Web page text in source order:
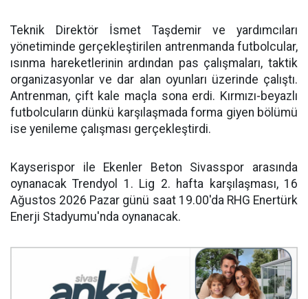
Teknik Direktör İsmet Taşdemir ve yardımcıları
yönetiminde gerçekleştirilen antrenmanda futbolcular,
ısınma hareketlerinin ardından pas çalışmaları, taktik
organizasyonlar ve dar alan oyunları üzerinde çalıştı.
Antrenman, çift kale maçla sona erdi. Kırmızı-beyazlı
futbolcuların dünkü karşılaşmada forma giyen bölümü
ise yenileme çalışması gerçekleştirdi.
Kayserispor ile Ekenler Beton Sivasspor arasında
oynanacak Trendyol 1. Lig 2. hafta karşılaşması, 16
Ağustos 2026 Pazar günü saat 19.00'da RHG Enertürk
Enerji Stadyumu'nda oynanacak.